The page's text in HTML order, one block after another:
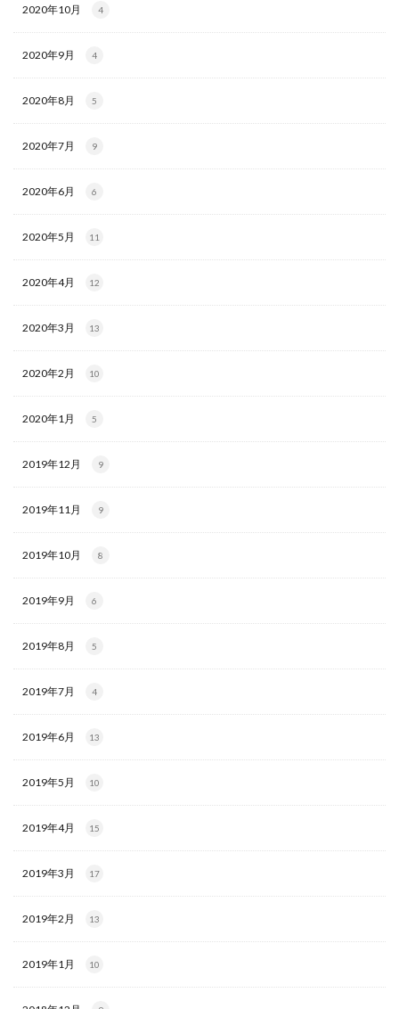
2020年10月 4
2020年9月 4
2020年8月 5
2020年7月 9
2020年6月 6
2020年5月 11
2020年4月 12
2020年3月 13
2020年2月 10
2020年1月 5
2019年12月 9
2019年11月 9
2019年10月 8
2019年9月 6
2019年8月 5
2019年7月 4
2019年6月 13
2019年5月 10
2019年4月 15
2019年3月 17
2019年2月 13
2019年1月 10